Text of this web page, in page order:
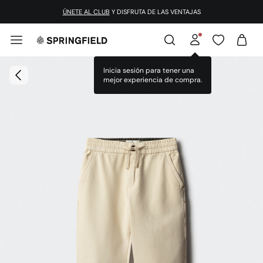
ÚNETE AL CLUB Y DISFRUTA DE LAS VENTAJAS
Inicia sesión para tener una
mejor experiencia de compra.